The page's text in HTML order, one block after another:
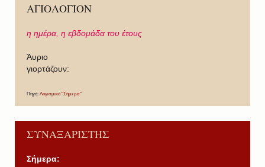
ΑΓΙΟΛΟΓΙΟΝ
η ημέρα, η εβδομάδα του έτους
Άυριο
γιορτάζουν:
Πηγή: Λογισμικό "Σήμερα"
ΣΥΝΑΞΑΡΙΣΤΗΣ
Σήμερα: